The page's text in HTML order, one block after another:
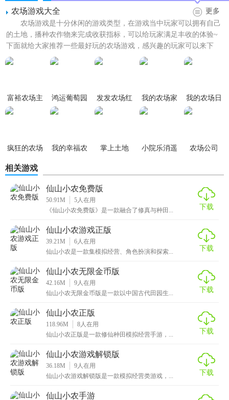
2.精致细腻的画风，沉浸其中，每天安排不同的任务赚取不菲
的收入;
3.NPC多，可以互相互动交流，获得更多任务和惊喜。开荒和
5.地球地图上的免费探索、列表、丰富的NPC活动、童话般的
【仙山小农游戏亮点】
1、种植不同类型的药材和食物，放置珍禽异兽，全面升级自
2、和好友一起享受趣味的农场生活，完成多种任务获得更多
的惊喜奖励。
3、仙田中种植各种药材和食物，农场中放养奇珍异兽，全面
升级你的农场。
4、唯美细腻的画风，沉浸其中，每天都会安排不同任务，赚
取大量收益。
沉浸其中。
6、丰富玩法模式随时体验，养成经营升级你的农田，解锁更
多不同的作物。
【仙山小农游戏优势】
1、某座仙山脚下的一个小农，开开荒，种种地，捉虫养鸡，
农场游戏大全
更多
农场游戏是十分休闲的游戏类型，在游戏当中玩家可以拥有自己
的土地，播种农作物来完成收获指标，可以给玩家满足丰收的体验~
下面就给大家推荐一些最好玩的农场游戏，感兴趣的玩家可以来下
载！
富裕农场主
鸿运葡萄园
发发农场红
我的农场家
我的农场日
疯狂的农场
我的幸福农
掌上土地
小院乐消遥
农场公司
相关游戏
仙山小农免费版
50.91M 5 人在用
《仙山小农免费版》是一款融合了修真与种田...
下载
仙山小农游戏正版
39.21M 6 人在用
仙山小农是一款集模拟经营、角色扮演和探索...
下载
仙山小农无限金币版
42.16M 9 人在用
仙山小农无限金币版是一款以中国古代田园生...
下载
仙山小农正版
118.96M 8 人在用
仙山小农正版是一款修仙种田模拟经营手游，...
下载
仙山小农游戏解锁版
36.18M 9 人在用
仙山小农游戏解锁版是一款模拟经营类游戏，...
下载
仙山小农手游